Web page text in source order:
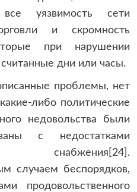
уязвимость сети
и скромность
при нарушении
дни или часы.
проблемы, нет
либо политические
недовольства были
с недостатками
снабжения[24].
случаем беспорядков,
продовольственного